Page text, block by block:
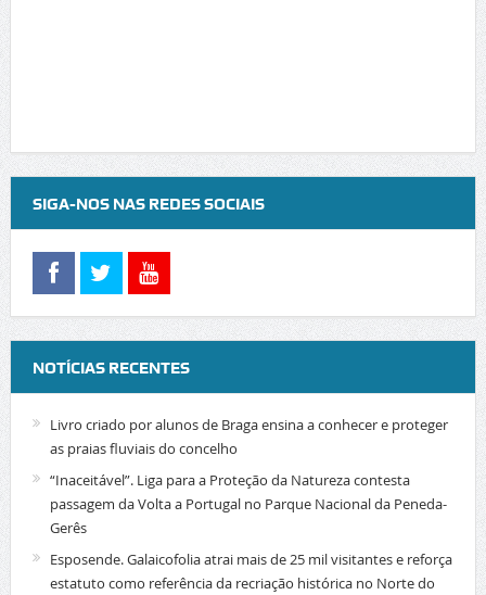
SIGA-NOS NAS REDES SOCIAIS
NOTÍCIAS RECENTES
Livro criado por alunos de Braga ensina a conhecer e proteger
as praias fluviais do concelho
“Inaceitável”. Liga para a Proteção da Natureza contesta
passagem da Volta a Portugal no Parque Nacional da Peneda-
Gerês
Esposende. Galaicofolia atrai mais de 25 mil visitantes e reforça
estatuto como referência da recriação histórica no Norte do